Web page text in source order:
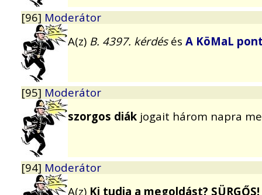
[96] Moderátor
A(z) B. 4397. kérdés és A KöMaL
[95] Moderátor
szorgos diák jogait három napra
[94] Moderátor
A(z) Ki tudja a megoldást?